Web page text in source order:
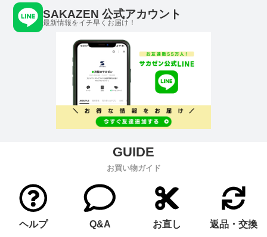
SAKAZEN 公式アカウント
最新情報をイチ早くお届け！
お買い物ガイド
ヘルプ Q&A お直し 返品・交換